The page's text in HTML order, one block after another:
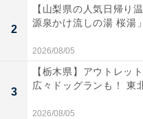
2
【山梨県の人気日帰り
源泉かけ流しの湯 桜湯
2026/08/05
3
【栃木県】アウトレッ
広々ドッグランも！ 東
2026/08/05